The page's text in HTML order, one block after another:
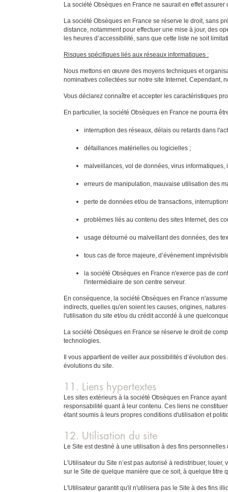
La société Obsèques en France ne saurait en effet
La société Obsèques en France se réserve le droit, sans
distance, notamment pour effectuer une mise à jour, des
les heures d’accessibilité, sans que cette liste ne soit
Risques spécifiques liés aux réseaux informatiques :
Nous mettons en œuvre des moyens techniques et
nominatives collectées sur notre site Internet. Cependant,
Vous déclarez connaître et accepter les caractéristiques
En particulier, la société Obsèques en France ne pourra
interruption des réseaux, délais ou retards dans
défaillances matérielles ou logicielles ;
malveillances, vol de données, virus
erreurs de manipulation, mauvaise utilisation des
perte de données et/ou de transactions,
problèmes liés au contenu des sites Internet, des
usage détourné ou malveillant des données, des
tous cas de force majeure, d’évènement
la société Obsèques en France n'exerce pas de
l'intermédiaire de son centre serveur.
En conséquence, la société Obsèques en France
indirects, quelles qu'en soient les causes, origines,
l'utilisation du site et/ou du crédit accordé à une
La société Obsèques en France se réserve le droit de
technologies.
Il vous appartient de veiller aux possibilités d’évolution
évolutions du site.
11. Liens hypertextes
Les sites extérieurs à la société Obsèques en France
responsabilité quant à leur contenu. Ces liens ne
étant soumis à leurs propres conditions d'utilisation et
12. Utilisation du site
Le Site est destiné à une utilisation à des fins
L’Utilisateur du Site n’est pas autorisé à redistribuer,
sur le Site de quelque manière que ce soit, à quelque titre
L'Utilisateur garantit qu'il n'utilisera pas le Site à des fins